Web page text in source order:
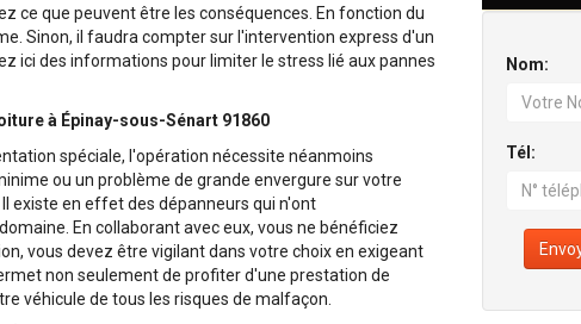
ce que peuvent être les conséquences. En fonction du
Sinon, il faudra compter sur l'intervention express d'un
ici des informations pour limiter le stress lié aux pannes
à Épinay-sous-Sénart 91860
spéciale, l'opération nécessite néanmoins
ou un problème de grande envergure sur votre
. Il existe en effet des dépanneurs qui n'ont
En collaborant avec eux, vous ne bénéficiez
vous devez être vigilant dans votre choix en exigeant
non seulement de profiter d'une prestation de
véhicule de tous les risques de malfaçon.
Nom:
Tél: